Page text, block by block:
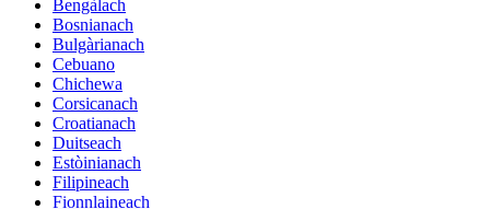
Bengàlach
Bosnianach
Bulgàrianach
Cebuano
Chichewa
Corsicanach
Croatianach
Duitseach
Estòinianach
Filipineach
Fionnlaineach